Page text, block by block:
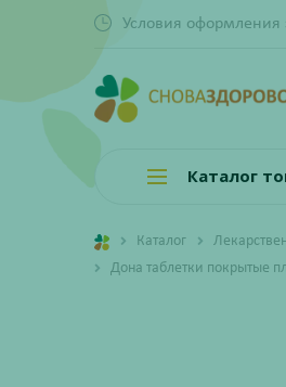
Условия оформления
Каталог
Каталог
Дона таблетки покрытые